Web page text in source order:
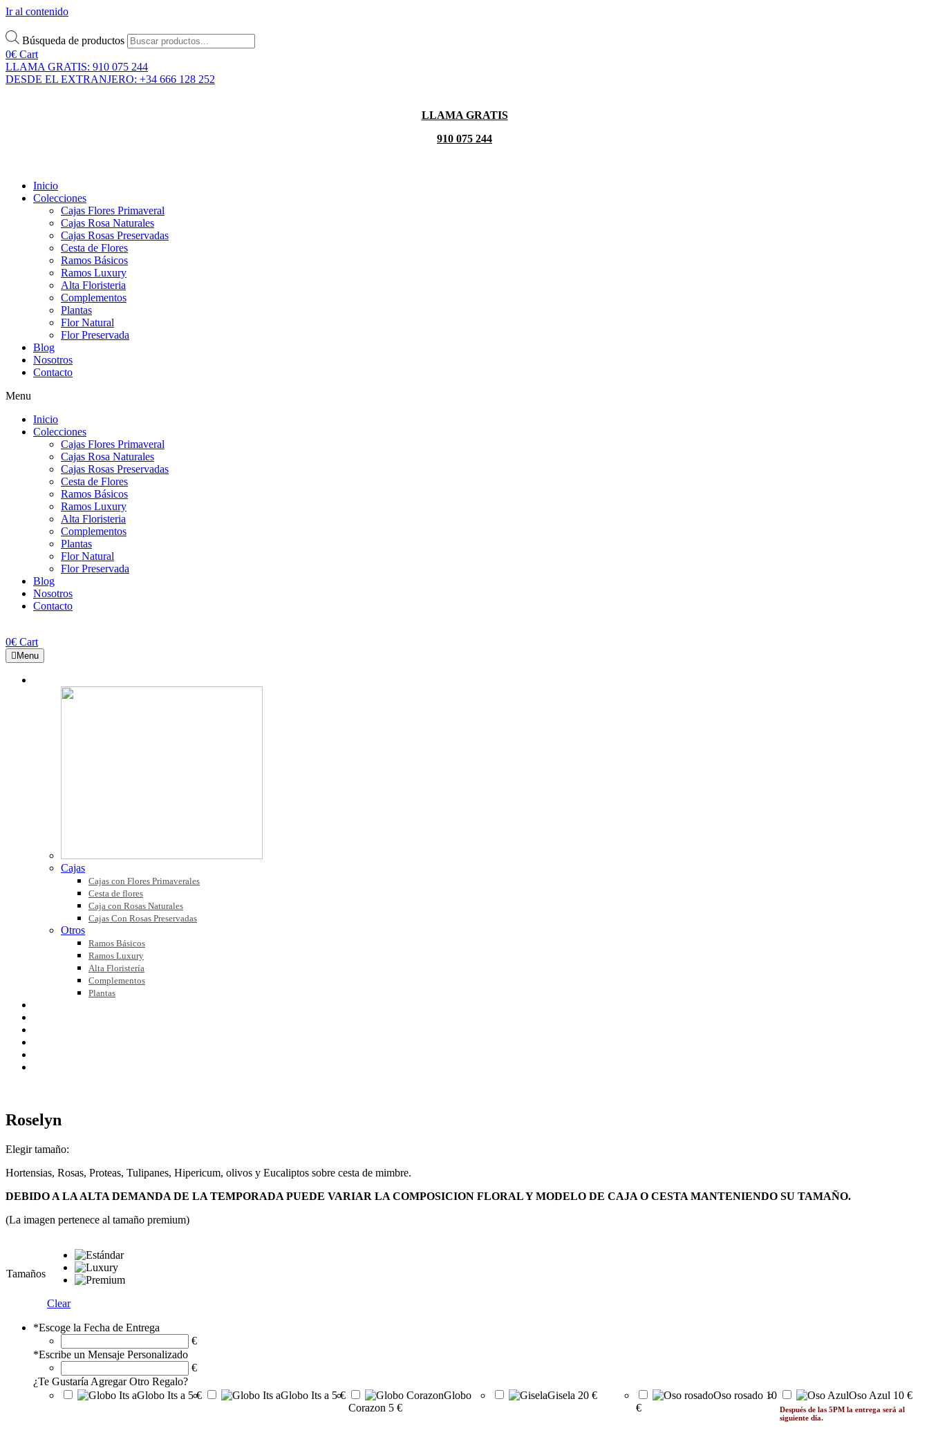
Ir al contenido
Búsqueda de productos
0€ Cart
LLAMA GRATIS: 910 075 244
DESDE EL EXTRANJERO: +34 666 128 252
LLAMA GRATIS
910 075 244
Inicio
Colecciones
Cajas Flores Primaveral
Cajas Rosa Naturales
Cajas Rosas Preservadas
Cesta de Flores
Ramos Básicos
Ramos Luxury
Alta Floristeria
Complementos
Plantas
Flor Natural
Flor Preservada
Blog
Nosotros
Contacto
Menu
Inicio
Colecciones
Cajas Flores Primaveral
Cajas Rosa Naturales
Cajas Rosas Preservadas
Cesta de Flores
Ramos Básicos
Ramos Luxury
Alta Floristeria
Complementos
Plantas
Flor Natural
Flor Preservada
Blog
Nosotros
Contacto
0€ Cart
Menu
Cajas
Cajas con Flores Primaverales
Cesta de flores
Caja con Rosas Naturales
Cajas Con Rosas Preservadas
Otros
Ramos Básicos
Ramos Luxury
Alta Floristería
Complementos
Plantas
Roselyn
Elegir tamaño:
Hortensias, Rosas, Proteas, Tulipanes, Hipericum, olivos y Eucaliptos sobre cesta de mimbre.
DEBIDO A LA ALTA DEMANDA DE LA TEMPORADA PUEDE VARIAR LA COMPOSICION FLORAL Y MODELO DE CAJA O CESTA MANTENIENDO SU TAMAÑO.
(La imagen pertenece al tamaño premium)
Tamaños
Clear
*Escoge la Fecha de Entrega
€
*Escribe un Mensaje Personalizado
€
¿Te Gustaría Agregar Otro Regalo?
Globo Its a 5 € Globo Its a 5 €
Globo
Corazon 5 €
Gisela 20 € Oso rosado 10
€
Oso Azul 10 €
Después de las 5PM la entrega será al
siguiente día.